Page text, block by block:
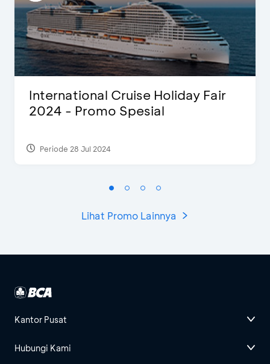
International Cruise Holiday Fair
2024 - Promo Spesial
Periode 28 Jul 2024
Lihat Promo Lainnya
Kantor Pusat
Hubungi Kami